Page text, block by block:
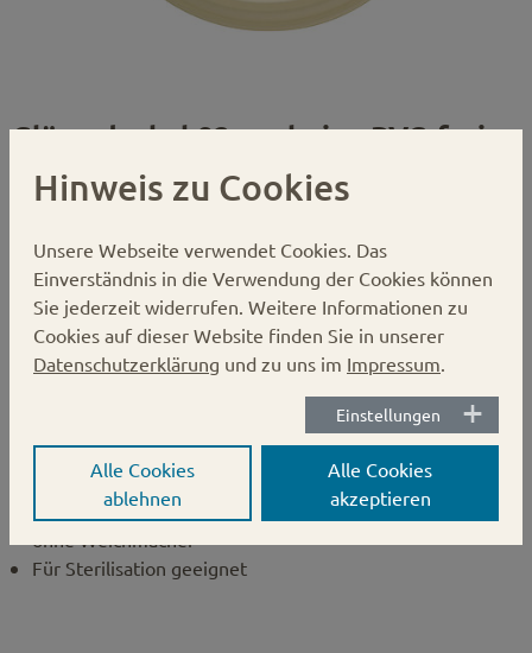
Gläserdeckel 82mm beige PVC-frei
BLUESEAL
Palette kartoniert: 19200 Stück
Verschluss:
PVC-freie Deckel, BLUESEAL
Durchmesser:
82 mm
BLUESEAL
Nockendrehverschluss
PVC-frei
ohne Weichmacher
Für Sterilisation geeignet
Hinweis zu Cookies
Unsere Webseite verwendet Cookies. Das
Einverständnis in die Verwendung der Cookies können
Sie jederzeit widerrufen. Weitere Informationen zu
Cookies auf dieser Website finden Sie in unserer
Datenschutzerklärung und zu uns im Impressum
Einstellungen
Alle Cookies
ablehnen
Alle Cookies
akzeptieren